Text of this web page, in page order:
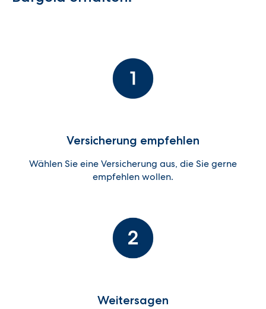
Versicherung empfehlen
Wählen Sie eine Versicherung aus, die Sie gerne
empfehlen wollen.
Weitersagen